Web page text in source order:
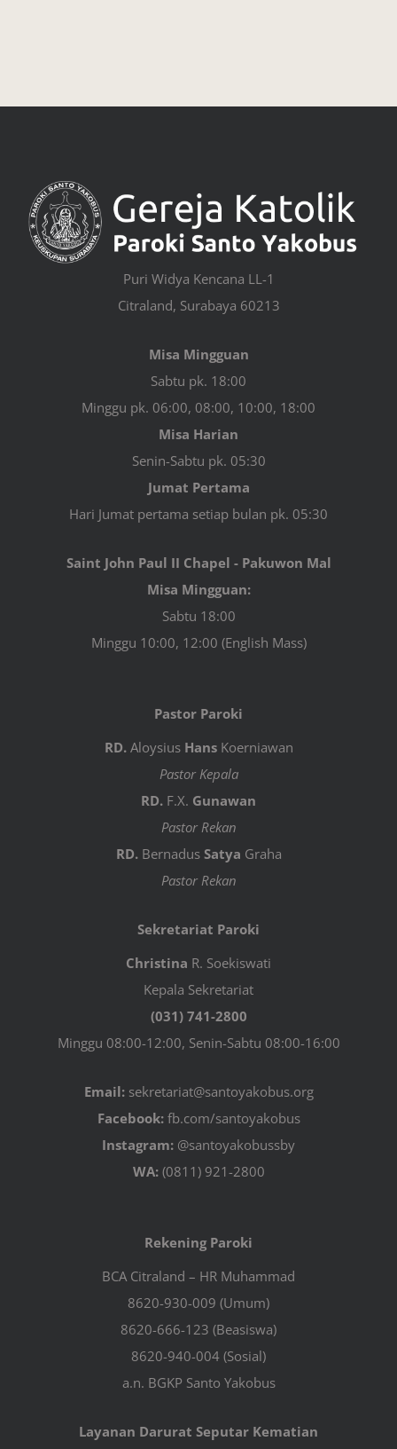
Puri Widya Kencana LL-1
Citraland, Surabaya 60213
Misa Mingguan
Sabtu pk. 18:00
Minggu pk. 06:00, 08:00, 10:00, 18:00
Misa Harian
Senin-Sabtu pk. 05:30
Jumat Pertama
Hari Jumat pertama setiap bulan pk. 05:30
Saint John Paul II Chapel - Pakuwon Mal
Misa Mingguan:
Sabtu 18:00
Minggu 10:00, 12:00 (English Mass)
Pastor Paroki
RD.Aloysius HansKoerniawan
Pastor Kepala
RD. F.X. Gunawan
Pastor Rekan
RD.Bernadus Satya Graha
Pastor Rekan
Sekretariat Paroki
Christina R. Soekiswati
Kepala Sekretariat
(031) 741-2800
Minggu 08:00-12:00, Senin-Sabtu 08:00-16:00
Email:sekretariat@santoyakobus.org
Facebook:fb.com/santoyakobus
Instagram: @santoyakobussby
WA:(0811) 921-2800
Rekening Paroki
BCA Citraland – HR Muhammad
8620-930-009 (Umum)
8620-666-123 (Beasiswa)
8620-940-004 (Sosial)
a.n. BGKP Santo Yakobus
Layanan Darurat Seputar Kematian